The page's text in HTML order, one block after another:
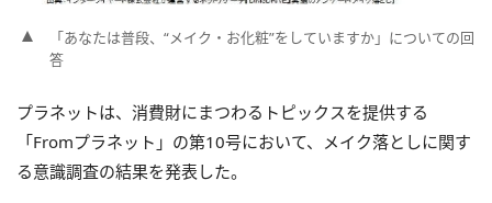
「あなたは普段、“メイク・お化粧”をしていますか」についての回
答
プラネットは、消費財にまつわるトピックスを提供する
「Fromプラネット」の第10号において、メイク落としに関す
る意識調査の結果を発表した。